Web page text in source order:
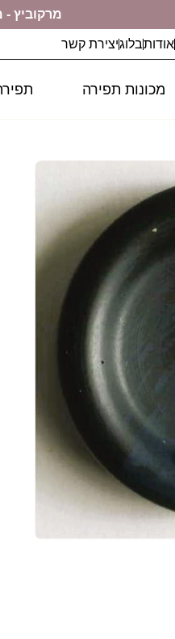
מרקוביץ -
אודותבלוגיצירת קשר
מכונות תפירה